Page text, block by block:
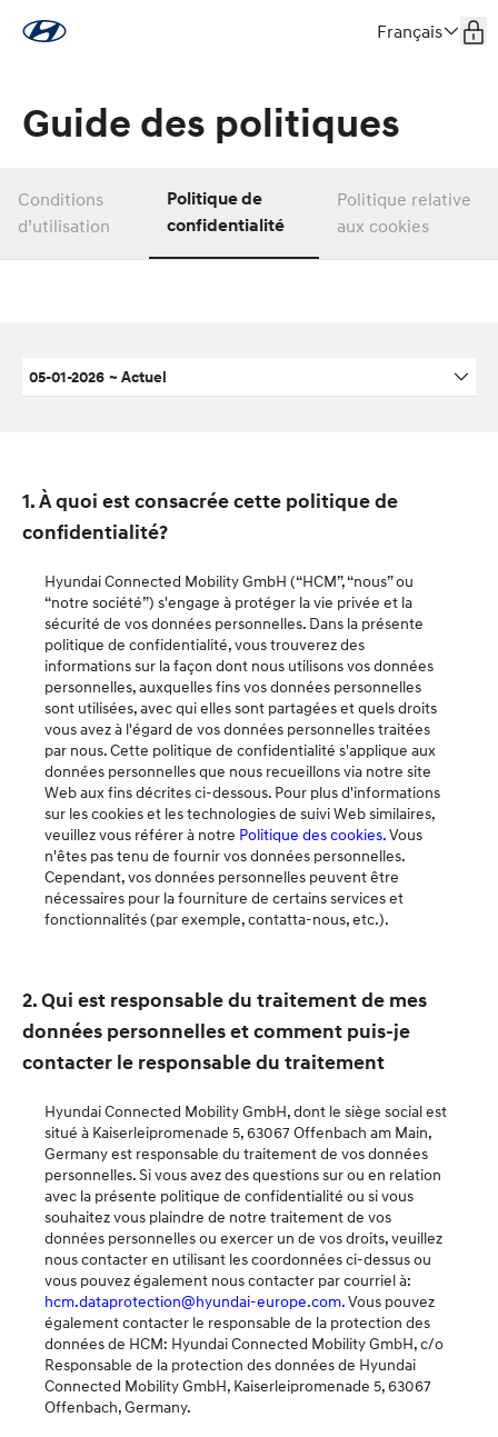
Français
Guide des politiques
Conditions
d’utilisation
Politique de
confidentialité
Politique relative
aux cookies
05-01-2026 ~ Actuel
1. À quoi est consacrée cette politique de
confidentialité?
Hyundai Connected Mobility GmbH (“HCM”, “nous” ou
“notre société”) s'engage à protéger la vie privée et la
sécurité de vos données personnelles. Dans la présente
politique de confidentialité, vous trouverez des
informations sur la façon dont nous utilisons vos données
personnelles, auxquelles fins vos données personnelles
sont utilisées, avec qui elles sont partagées et quels droits
vous avez à l'égard de vos données personnelles traitées
par nous. Cette politique de confidentialité s'applique aux
données personnelles que nous recueillons via notre site
Web aux fins décrites ci-dessous. Pour plus d'informations
sur les cookies et les technologies de suivi Web similaires,
veuillez vous référer à notre Politique des cookies.Vous
n'êtes pas tenu de fournir vos données personnelles.
Cependant, vos données personnelles peuvent être
nécessaires pour la fourniture de certains services et
fonctionnalités (par exemple, contatta-nous, etc.).
2. Qui est responsable du traitement de mes
données personnelles et comment puis-je
contacter le responsable du traitement
Hyundai Connected Mobility GmbH, dont le siège social est
situé à Kaiserleipromenade 5, 63067 Offenbach am Main,
Germany est responsable du traitement de vos données
personnelles. Si vous avez des questions sur ou en relation
avec la présente politique de confidentialité ou si vous
souhaitez vous plaindre de notre traitement de vos
données personnelles ou exercer un de vos droits, veuillez
nous contacter en utilisant les coordonnées ci-dessus ou
vous pouvez également nous contacter par courriel à:
hcm.dataprotection@hyundai-europe.com.Vous pouvez
également contacter le responsable de la protection des
données de HCM: Hyundai Connected Mobility GmbH, c/o
Responsable de la protection des données de Hyundai
Connected Mobility GmbH, Kaiserleipromenade 5, 63067
Offenbach, Germany.